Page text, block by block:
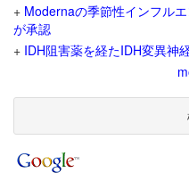
+ Modernaの季節性インフル
が承認
+ IDH阻害薬を経たIDH変異神